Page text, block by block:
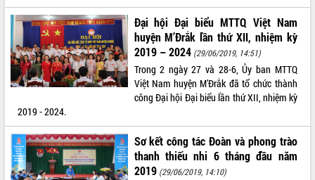
Đại hội Đại biểu MTTQ Việt Nam
huyện M’Đrắk lần thứ XII, nhiệm kỳ
2019 – 2024 (29/06/2019, 14:51)
Trong 2 ngày 27 và 28-6, Ủy ban MTTQ
Việt Nam huyện M’Đrắk đã tổ chức thành
công Đại hội Đại biểu lần thứ XII, nhiệm kỳ
2019 - 2024.
Sơ kết công tác Đoàn và phong trào
thanh thiếu nhi 6 tháng đầu năm
2019 (29/06/2019, 14:10)